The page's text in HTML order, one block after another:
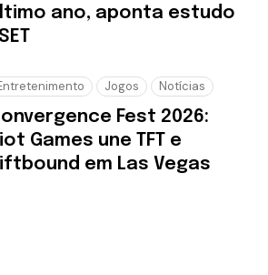
ano, aponta estudo
Jogos Notícias
Fest 2026:
Games une TFT e
em Las Vegas